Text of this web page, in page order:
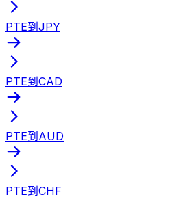
PTE到JPY
PTE到CAD
PTE到AUD
PTE到CHF